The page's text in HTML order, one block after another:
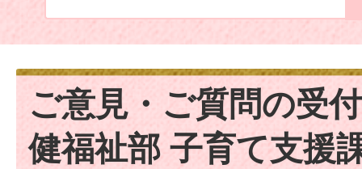
ご意見・ご質問の受
健福祉部 子育て支援